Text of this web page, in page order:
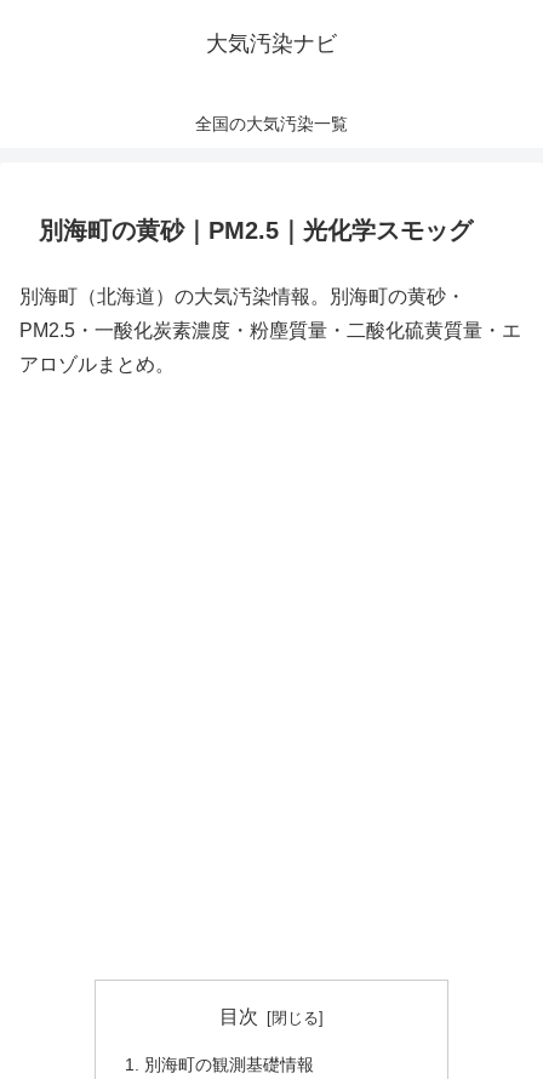
大気汚染ナビ
全国の大気汚染一覧
別海町の黄砂｜PM2.5｜光化学スモッグ
別海町（北海道）の大気汚染情報。別海町の黄砂・
PM2.5・一酸化炭素濃度・粉塵質量・二酸化硫黄質量・エ
アロゾルまとめ。
目次
別海町の観測基礎情報